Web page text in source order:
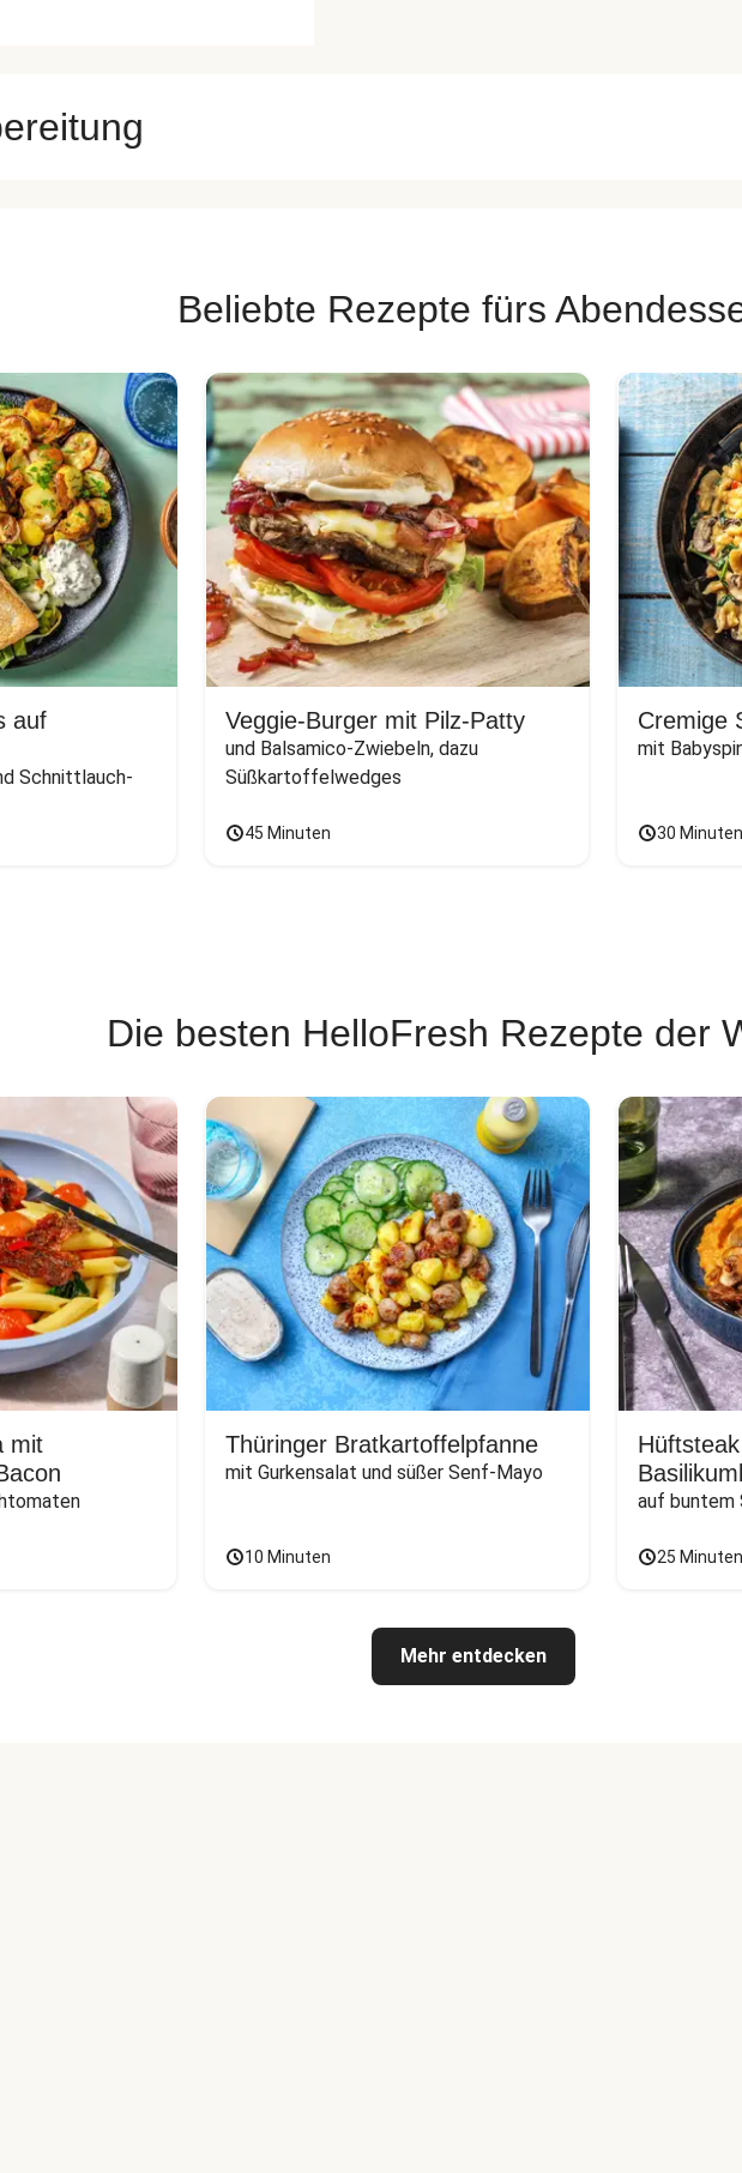
Beliebte Rezepte fürs
auf
Schnittlauch-
Veggie-Burger mit Pilz-Patty
und Balsamico-Zwiebeln, dazu
Süßkartoffelwedges
45 Minuten
Cremige
mit
30 Minuten
Die besten HelloFresh Rezepte der
mit
Thüringer Bratkartoffelpfanne
mit Gurkensalat und süßer Senf-Mayo
10 Minuten
auf buntem
25 Minuten
Mehr entdecken